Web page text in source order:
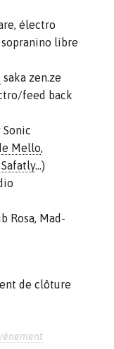
électro
sopranino libre
saka zen.ze
feed back
Mello,
…)
Rosa, Mad-
de clôture